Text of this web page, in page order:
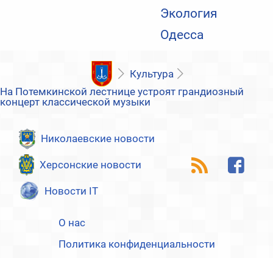
Экология
Одесса
Культура
На Потемкинской лестнице устроят грандиозный
концерт классической музыки
Николаевские новости
Херсонские новости
Новости IT
О нас
Политика конфиденциальности